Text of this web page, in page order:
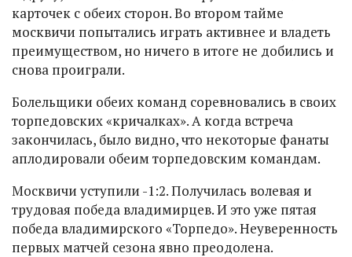
карточек с обеих сторон. Во втором тайме
москвичи попытались играть активнее и владеть
преимуществом, но ничего в итоге не добились и
снова проиграли.
Болельщики обеих команд соревновались в своих
торпедовских «кричалках». А когда встреча
закончилась, было видно, что некоторые фанаты
аплодировали обеим торпедовским командам.
Москвичи уступили -1:2. Получилась волевая и
трудовая победа владимирцев. И это уже пятая
победа владимирского «Торпедо». Неуверенность
первых матчей сезона явно преодолена.